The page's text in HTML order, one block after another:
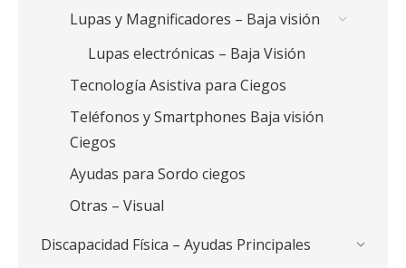
Lupas y Magnificadores – Baja visión
Lupas electrónicas – Baja Visión
Tecnología Asistiva para Ciegos
Teléfonos y Smartphones Baja visión
Ciegos
Ayudas para Sordo ciegos
Otras – Visual
Discapacidad Física – Ayudas Principales